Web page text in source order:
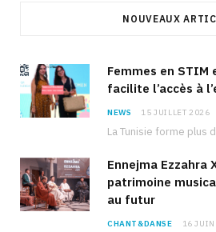
NOUVEAUX
Femmes en STIM
facilite l’accès à
NEWS 15 JUILLET 2026
Ennejma Ezzahra
patrimoine
au futur
CHANT&DANSE 16